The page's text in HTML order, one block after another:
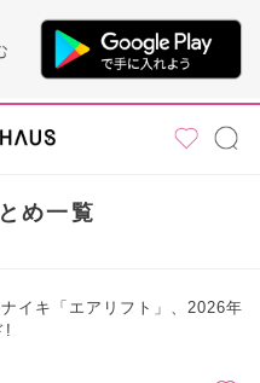
め一覧
イキ「エアリフト」、2026年
!